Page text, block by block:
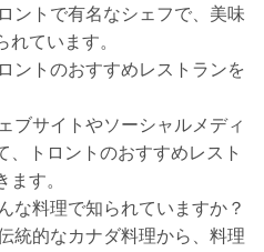
ントで有名なシェフで、美味
ています。
ントのおすすめレストランを
ブサイトやソーシャルメディ
、トロントのおすすめレスト
す。
な料理で知られていますか？
統的なカナダ料理から、料理